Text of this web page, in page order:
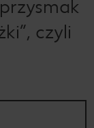
czyli